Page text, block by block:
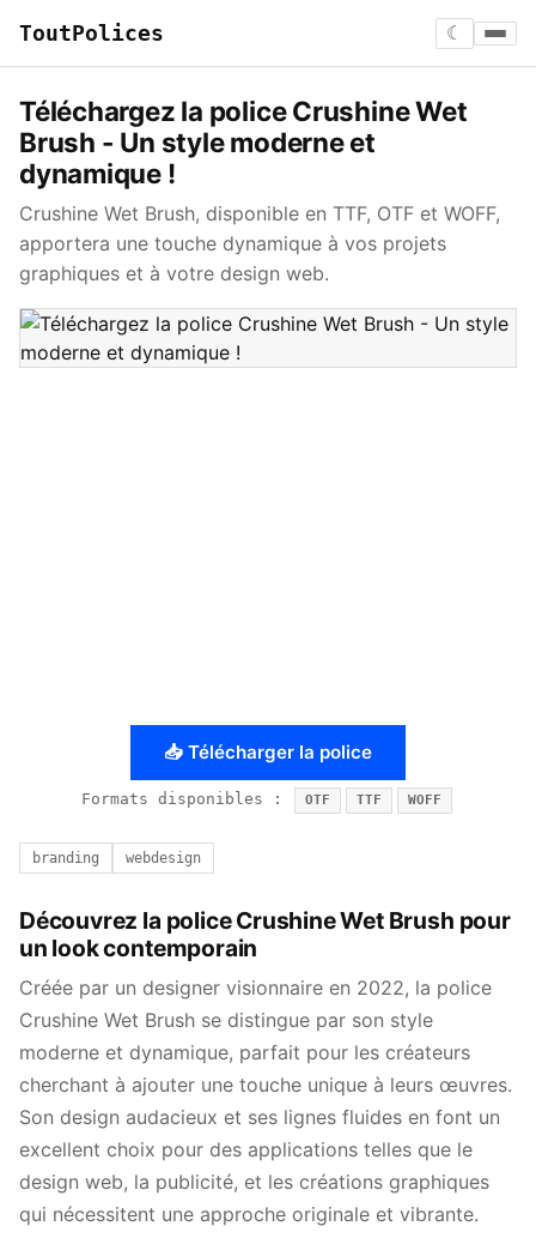
ToutPolices ☾
Téléchargez la police Crushine Wet
Brush - Un style moderne et
dynamique !
Crushine Wet Brush, disponible en TTF, OTF et WOFF,
apportera une touche dynamique à vos projets
graphiques et à votre design web.
📥 Télécharger la police
Formats disponibles : OTF TTF WOFF
branding webdesign
Découvrez la police Crushine Wet Brush pour
un look contemporain
Créée par un designer visionnaire en 2022, la police
Crushine Wet Brush se distingue par son style
moderne et dynamique, parfait pour les créateurs
cherchant à ajouter une touche unique à leurs œuvres.
Son design audacieux et ses lignes fluides en font un
excellent choix pour des applications telles que le
design web, la publicité, et les créations graphiques
qui nécessitent une approche originale et vibrante.